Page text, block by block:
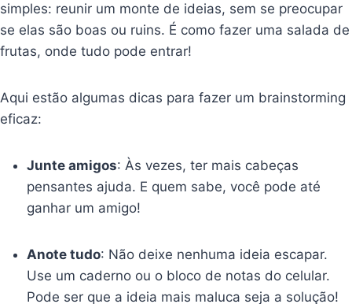
simples: reunir um monte de ideias, sem se preocupar
se elas são boas ou ruins. É como fazer uma salada de
frutas, onde tudo pode entrar!
Aqui estão algumas dicas para fazer um brainstorming
eficaz:
Junte amigos: Às vezes, ter mais cabeças
pensantes ajuda. E quem sabe, você pode até
ganhar um amigo!
Anote tudo: Não deixe nenhuma ideia escapar.
Use um caderno ou o bloco de notas do celular.
Pode ser que a ideia mais maluca seja a solução!